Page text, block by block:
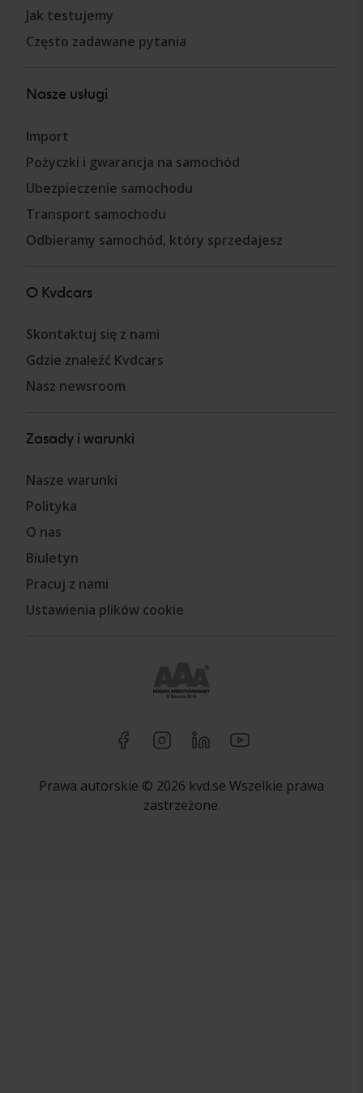
Jak testujemy
Często zadawane pytania
Nasze usługi
Import
Pożyczki i gwarancja na samochód
Ubezpieczenie samochodu
Transport samochodu
Odbieramy samochód, który sprzedajesz
O Kvdcars
Skontaktuj się z nami
Gdzie znaleźć Kvdcars
Nasz newsroom
Zasady i warunki
Nasze warunki
Polityka
O nas
Biuletyn
Pracuj z nami
Ustawienia plików cookie
Prawa autorskie © 2026 kvd.se Wszelkie prawa
zastrzeżone.